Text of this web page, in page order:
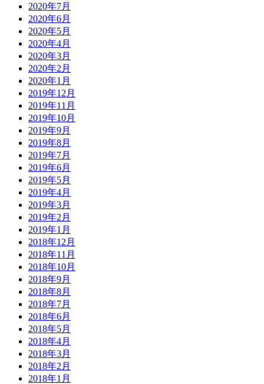
2020年7月
2020年6月
2020年5月
2020年4月
2020年3月
2020年2月
2020年1月
2019年12月
2019年11月
2019年10月
2019年9月
2019年8月
2019年7月
2019年6月
2019年5月
2019年4月
2019年3月
2019年2月
2019年1月
2018年12月
2018年11月
2018年10月
2018年9月
2018年8月
2018年7月
2018年6月
2018年5月
2018年4月
2018年3月
2018年2月
2018年1月